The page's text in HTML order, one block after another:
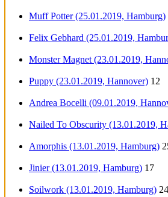
Muff Potter (25.01.2019, Hamburg)
Felix Gebhard (25.01.2019,
Monster Magnet (23.01.2019,
Puppy (23.01.2019, Hannover) 12
Andrea Bocelli (09.01.2019,
Nailed To Obscurity (13.01.2019,
Amorphis (13.01.2019, Hamburg)
Jinier (13.01.2019, Hamburg) 17
Soilwork (13.01.2019, Hamburg) 24